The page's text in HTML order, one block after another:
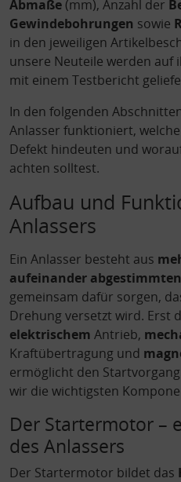
Abmaße (mm), Anzahl der
Gewindebohrungen sowie
in den jeweiligen
unsere Neuteile werden
mit einem Testbericht
In den folgenden
Anlasser funktioniert,
Defekt hindeuten und
achten solltest.
Aufbau und
Anlassers
Ein Anlasser besteht aus
aufeinander
gemeinsam dafür sorgen,
Drehung versetzt wird. Erst
elektrischem Antrieb,
Kraftübertragung und
ermöglicht den
wir die wichtigsten
Der Startermotor –
des Anlassers
Der Startermotor bildet das